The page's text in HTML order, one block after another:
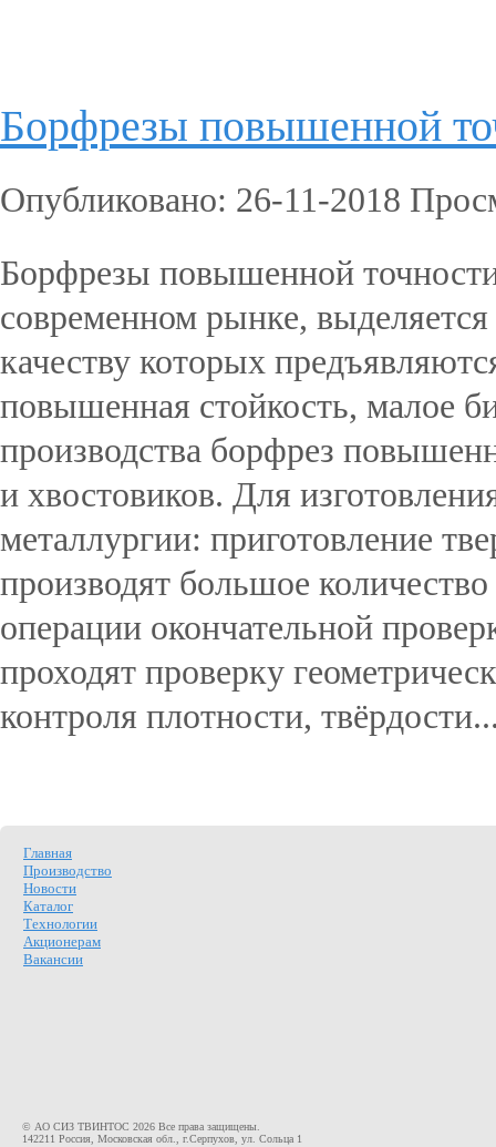
Борфрезы повышенной
Опубликовано: 26-11-2018
Борфрезы повышенной
современном рынке,
качеству которых
повышенная стойкость, малое
производства борфрез
и хвостовиков. Для
металлургии: приготовление
производят большое
операции окончательной
проходят проверку
контроля плотности,
Главная
Производство
Новости
Каталог
Технологии
Акционерам
Вакансии
© АО СИЗ ТВИНТОС 2026 Все права защищены.
142211 Россия, Московская обл., г.Серпухов, ул. Сольца 1